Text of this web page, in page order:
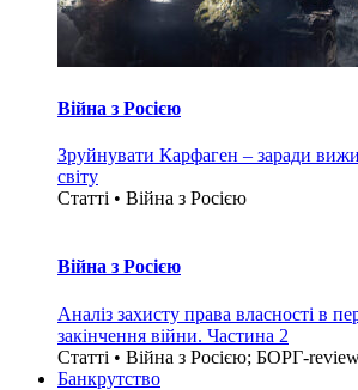
Війна з Росією
Зруйнувати Карфаген – заради
світу
Статті • Війна з Росією
Війна з Росією
Аналіз захисту права власності в
закінчення війни. Частина 2
Статті • Війна з Росією; БОРГ-
Банкрутство